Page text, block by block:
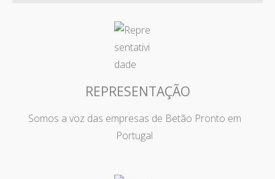
REPRESENTAÇÃO
Somos a voz das empresas de Betão Pronto em
Portugal